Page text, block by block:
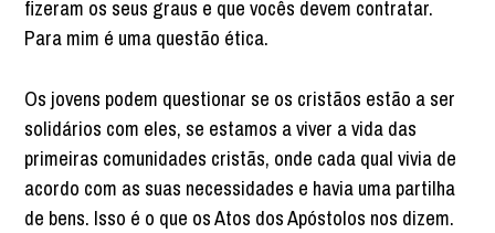
fizeram os seus graus e que vocês devem contratar.
Para mim é uma questão ética.
Os jovens podem questionar se os cristãos estão a ser
solidários com eles, se estamos a viver a vida das
primeiras comunidades cristãs, onde cada qual vivia de
acordo com as suas necessidades e havia uma partilha
de bens. Isso é o que os Atos dos Apóstolos nos dizem.